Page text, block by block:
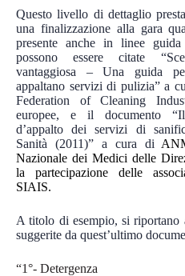
Questo livello di dettaglio
una finalizzazione alla gara
presente anche in linee
possono essere citate
vantaggiosa – Una guida
appaltano servizi di pulizia” a
Federation of Cleaning
europee, e il documento
d’appalto dei servizi di
Sanità (2011)” a cura di
Nazionale dei Medici delle
la partecipazione delle
SIAIS.
A titolo di esempio, si riportano
suggerite da quest’ultimo
“1°- Detergenza